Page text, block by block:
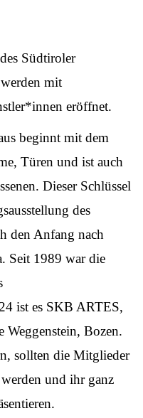
Südtiroler
mit
eröffnet.
beginnt mit dem
Türen und ist auch
Dieser Schlüssel
des
den Anfang nach
Seit 1989 war die
ist es SKB ARTES,
Weggenstein, Bozen.
sollten die Mitglieder
und ihr ganz